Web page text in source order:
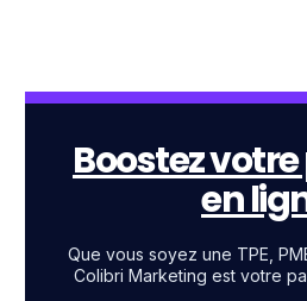
Boostez
en
Que vous soyez une TPE,
Colibri Marketing est votre